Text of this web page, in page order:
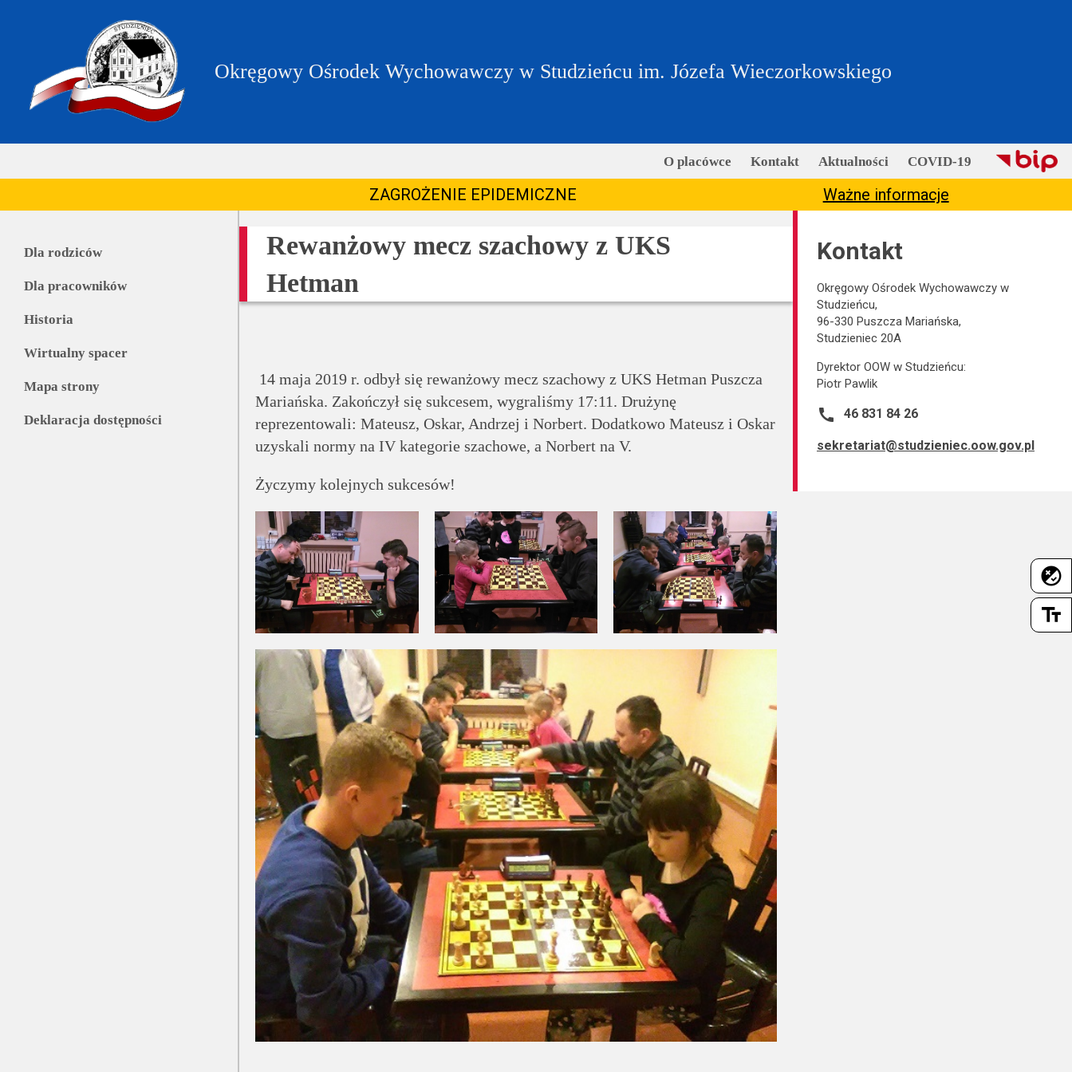
flaky
text_fields
Okręgowy Ośrodek Wychowawczy w Studzieńcu im. Józefa Wieczorkowskiego
O placówce Kontakt Aktualności COVID-19
ZAGROŻENIE EPIDEMICZNE Ważne informacje
Dla rodziców
Dla pracowników
Historia
Wirtualny spacer
Mapa strony
Deklaracja dostępności
Rewanżowy mecz szachowy z UKS
Hetman
14 maja 2019 r. odbył się rewanżowy mecz szachowy z UKS Hetman Puszcza
Mariańska. Zakończył się sukcesem, wygraliśmy 17:11. Drużynę
reprezentowali: Mateusz, Oskar, Andrzej i Norbert. Dodatkowo Mateusz i Oskar
uzyskali normy na IV kategorie szachowe, a Norbert na V.
Życzymy kolejnych sukcesów!
Kontakt
Okręgowy Ośrodek Wychowawczy w
Studzieńcu,
96-330 Puszcza Mariańska,
Studzieniec 20A
Dyrektor OOW w Studzieńcu:
Piotr Pawlik
call 46 831 84 26
sekretariat@studzieniec.oow.gov.pl